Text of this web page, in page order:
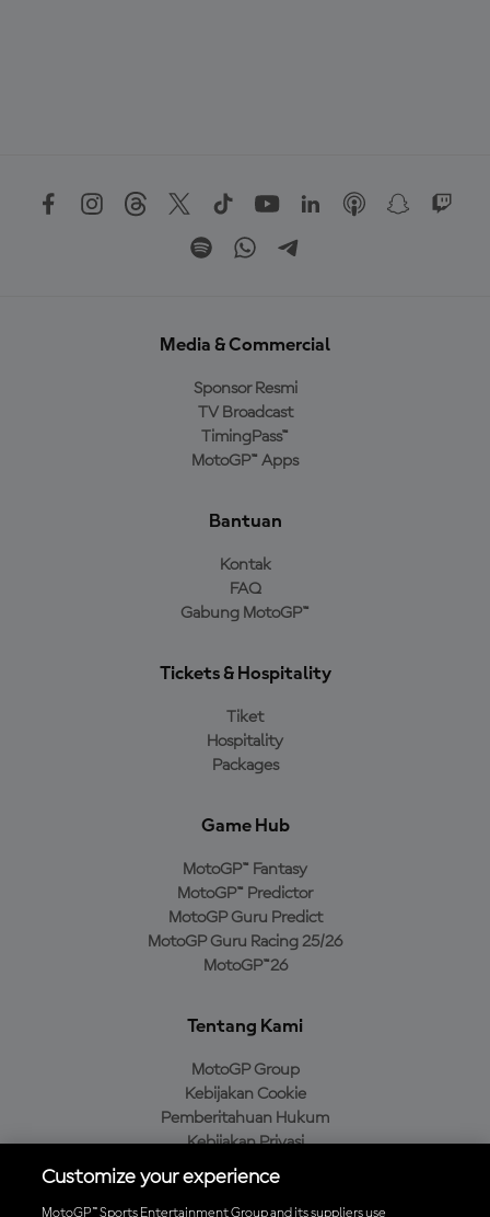
Media & Commercial
Sponsor Resmi
TV Broadcast
TimingPass™
MotoGP™ Apps
Bantuan
Kontak
FAQ
Gabung MotoGP™
Tickets & Hospitality
Tiket
Hospitality
Packages
Game Hub
MotoGP™ Fantasy
MotoGP™ Predictor
MotoGP Guru Predict
MotoGP Guru Racing 25/26
MotoGP™26
Tentang Kami
MotoGP Group
Kebijakan Cookie
Pemberitahuan Hukum
Kebijakan Privasi
Kebijakan Pembelian
Customize your experience
MotoGP™ Sports Entertainment Group and its suppliers use